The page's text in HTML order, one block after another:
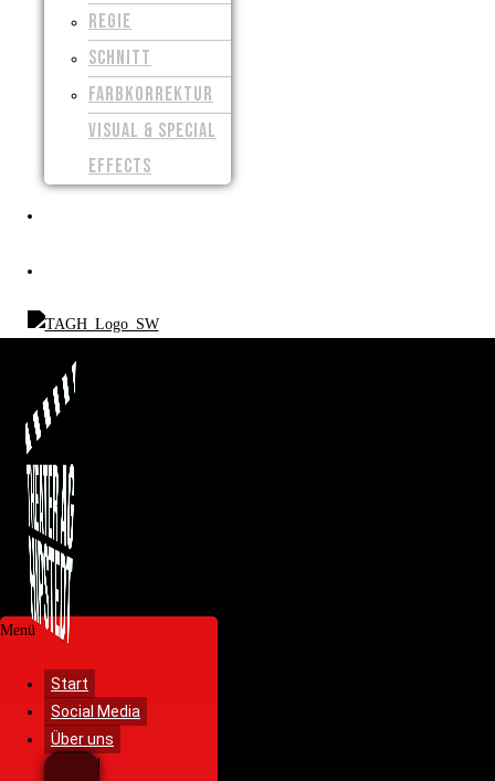
REGIE
SCHNITT
FARBKORREKTUR
VISUAL & SPECIAL
EFFECTS
Menü
Start
Social Media
Über uns
Unsere